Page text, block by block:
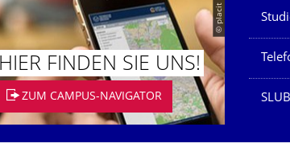
© placit
HIER FINDEN SIE UNS!
ZUM CAMPUS-NAVIGATOR SLUB